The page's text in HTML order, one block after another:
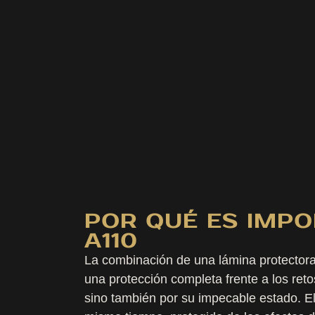
POR QUÉ ES
A110
La combinación de una lámina
una protección completa frente a los
sino también por su impecable estado.